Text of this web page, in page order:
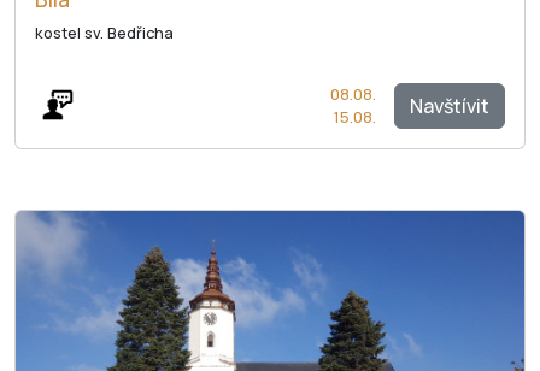
kostel sv. Bedřicha
Navštívit
08.08.
15.08.